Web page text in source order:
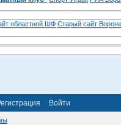
областной ШФ Старый сайт
Войти